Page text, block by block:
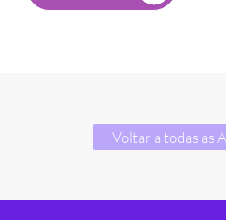
Voltar a todas as